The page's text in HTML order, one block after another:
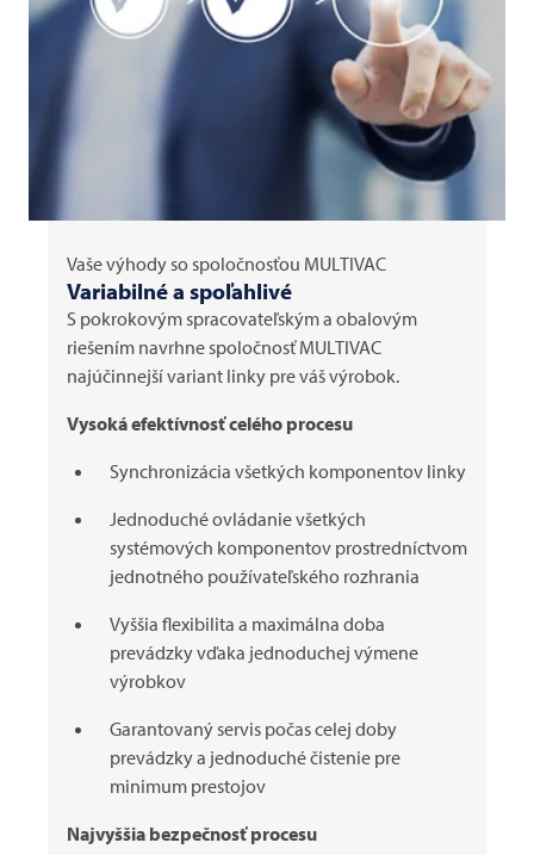
Vaše výhody so spoločnosťou MULTIVAC
Variabilné a spoľahlivé
S pokrokovým spracovateľským a obalovým
riešením navrhne spoločnosťMULTIVAC
najúčinnejší variant linky pre váš výrobok.
Vysoká efektívnosť celého procesu
Synchronizácia všetkých komponentov linky
Jednoduché ovládanie všetkých
systémových komponentov prostredníctvom
jednotného používateľského rozhrania
Vyššia flexibilita a maximálna doba
prevádzky vďaka jednoduchej výmene
výrobkov
Garantovaný servis počas celej doby
prevádzky a jednoduché čistenie pre
minimum prestojov
Najvyššia bezpečnosť procesu